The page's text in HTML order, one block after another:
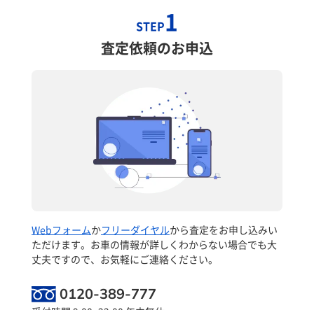
STEP1
査定依頼のお申込
Webフォームかフリーダイヤルから査定をお申し込みい
ただけます。お車の情報が詳しくわからない場合でも大
丈夫ですので、お気軽にご連絡ください。
0120-389-777